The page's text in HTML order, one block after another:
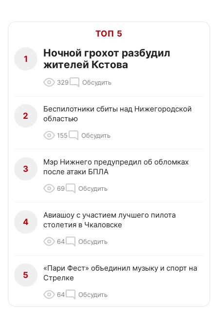
ТОП 5
1
Ночной грохот разбудил
жителей Кстова
329 Обсудить
2
Беспилотники сбиты над Нижегородской
областью
155 Обсудить
3
Мэр Нижнего предупредил об обломках
после атаки БПЛА
69 Обсудить
4
Авиашоу с участием лучшего пилота
столетия в Чкаловске
64 Обсудить
5
«Пари Фест» объединил музыку и спорт на
Стрелке
64 Обсудить